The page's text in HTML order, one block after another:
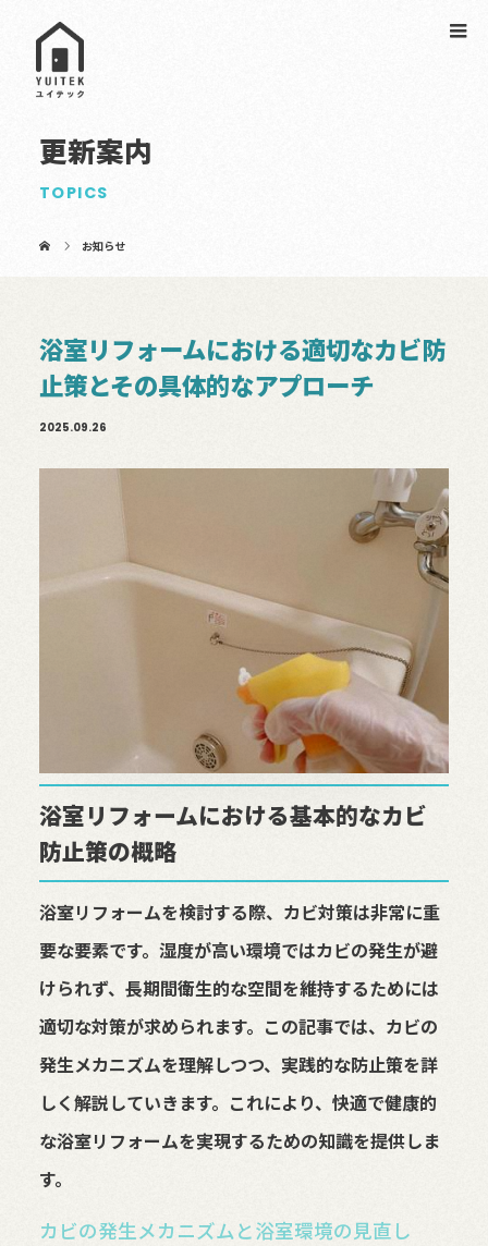
更新案内
TOPICS
お知らせ
浴室リフォームにおける適切なカビ防
止策とその具体的なアプローチ
2025.09.26
浴室リフォームにおける基本的なカビ
防止策の概略
浴室リフォームを検討する際、カビ対策は非常に重
要な要素です。湿度が高い環境ではカビの発生が避
けられず、長期間衛生的な空間を維持するためには
適切な対策が求められます。この記事では、カビの
発生メカニズムを理解しつつ、実践的な防止策を詳
しく解説していきます。これにより、快適で健康的
な浴室リフォームを実現するための知識を提供しま
す。
カビの発生メカニズムと浴室環境の見直し